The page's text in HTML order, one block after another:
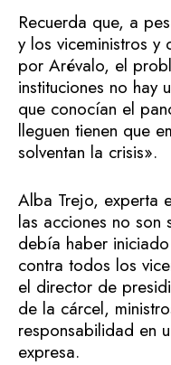
Recuerda que, a
y los viceministros y
por Arévalo, el
instituciones no hay
que conocían el
lleguen tienen que
solventan la crisis».
Alba Trejo, experta
las acciones no son
debía haber
contra todos los
el director de
de la cárcel,
responsabilidad en
expresa.